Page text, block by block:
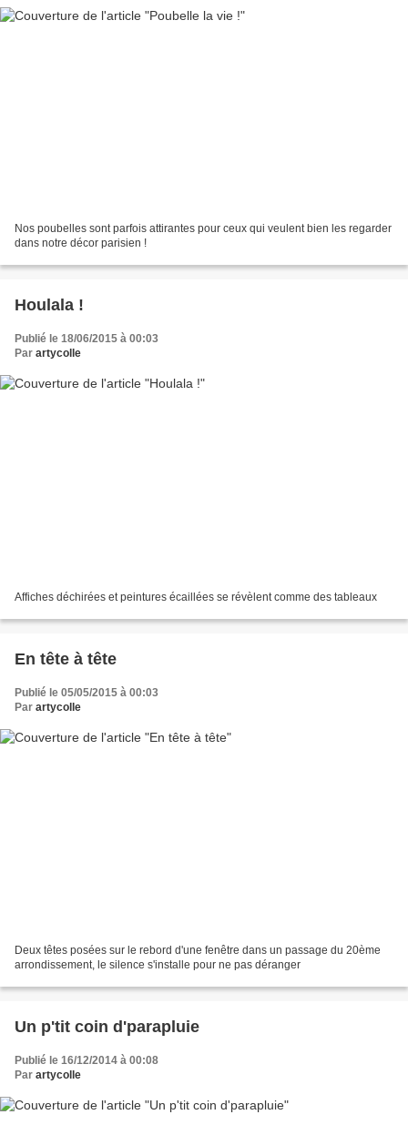
Nos poubelles sont parfois attirantes pour ceux qui veulent bien les regarder
dans notre décor parisien !
Houlala !
Publié le 18/06/2015 à 00:03
Par artycolle
Affiches déchirées et peintures écaillées se révèlent comme des tableaux
En tête à tête
Publié le 05/05/2015 à 00:03
Par artycolle
Deux têtes posées sur le rebord d'une fenêtre dans un passage du 20ème
arrondissement, le silence s'installe pour ne pas déranger
Un p'tit coin d'parapluie
Publié le 16/12/2014 à 00:08
Par artycolle